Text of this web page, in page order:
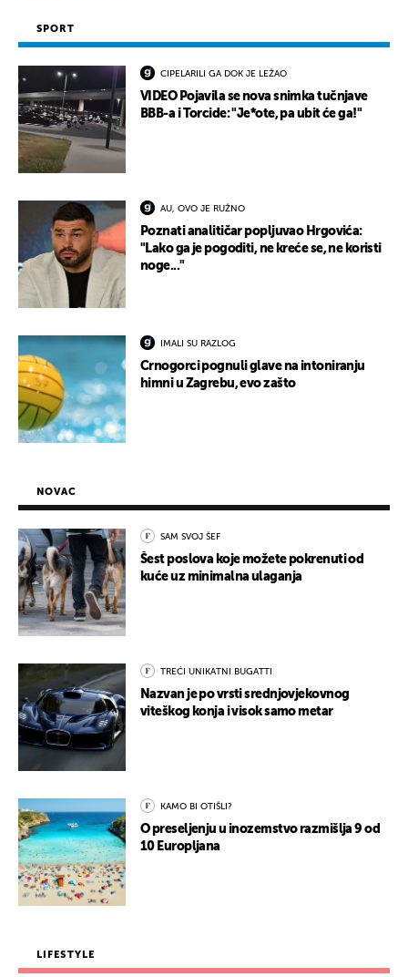
SPORT
CIPELARILI GA DOK JE LEŽAO
VIDEO Pojavila se nova snimka tučnjave
BBB-a i Torcide: "Je*ote, pa ubit će ga!"
AU, OVO JE RUŽNO
Poznati analitičar popljuvao Hrgovića:
"Lako ga je pogoditi, ne kreće se, ne koristi
noge..."
IMALI SU RAZLOG
Crnogorci pognuli glave na intoniranju
himni u Zagrebu, evo zašto
NOVAC
SAM SVOJ ŠEF
Šest poslova koje možete pokrenuti od
kuće uz minimalna ulaganja
TREĆI UNIKATNI BUGATTI
Nazvan je po vrsti srednjovjekovnog
viteškog konja i visok samo metar
KAMO BI OTIŠLI?
O preseljenju u inozemstvo razmišlja 9 od
10 Europljana
LIFESTYLE